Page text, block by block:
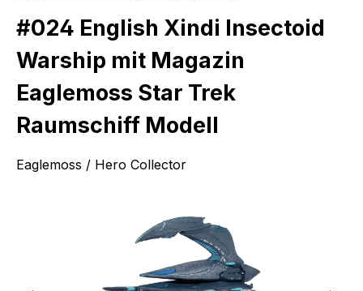
#024 English Xindi Insectoid
Warship mit Magazin
Eaglemoss Star Trek
Raumschiff Modell
Eaglemoss / Hero Collector